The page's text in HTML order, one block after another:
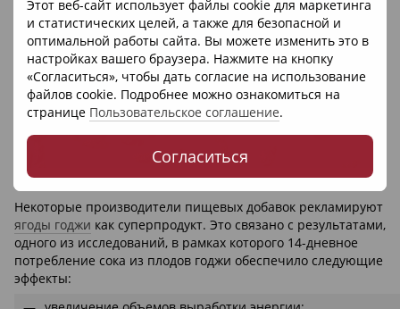
Этот веб-сайт использует файлы cookie для маркетинга
и статистических целей, а также для безопасной и
оптимальной работы сайта. Вы можете изменить это в
настройках вашего браузера. Нажмите на кнопку
«Согласиться», чтобы дать согласие на использование
файлов cookie. Подробнее можно ознакомиться на
странице Пользовательское соглашение.
Согласиться
Некоторые производители пищевых добавок рекламируют
ягоды годжи как суперпродукт. Это связано с результатами,
одного из исследований, в рамках которого 14-дневное
потребление сока из плодов годжи обеспечило следующие
эффекты: